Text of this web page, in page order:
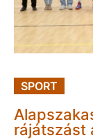
SPORT
rájátszást